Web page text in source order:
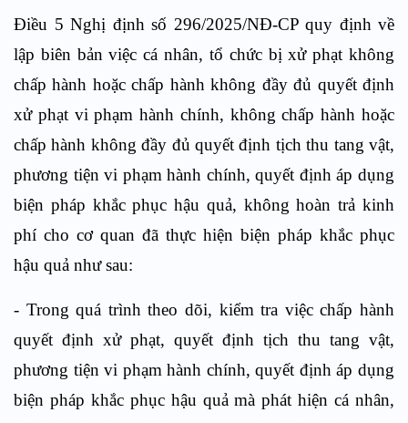
Điều 5 Nghị định số 296/2025/NĐ-CP quy định về
lập biên bản việc cá nhân, tổ chức bị xử phạt không
chấp hành hoặc chấp hành không đầy đủ quyết định
xử phạt vi phạm hành chính, không chấp hành hoặc
chấp hành không đầy đủ quyết định tịch thu tang vật,
phương tiện vi phạm hành chính, quyết định áp dụng
biện pháp khắc phục hậu quả, không hoàn trả kinh
phí cho cơ quan đã thực hiện biện pháp khắc phục
hậu quả như sau:
- Trong quá trình theo dõi, kiểm tra việc chấp hành
quyết định xử phạt, quyết định tịch thu tang vật,
phương tiện vi phạm hành chính, quyết định áp dụng
biện pháp khắc phục hậu quả mà phát hiện cá nhân,